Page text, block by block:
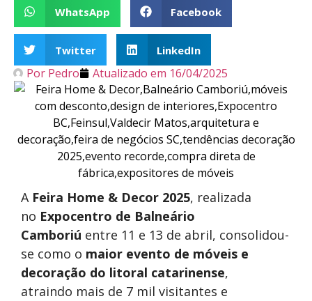
WhatsApp Facebook
Twitter LinkedIn
Por Pedro Atualizado em 16/04/2025
A Feira Home & Decor 2025, realizada
no Expocentro de Balneário
Camboriú entre 11 e 13 de abril, consolidou-
se como o maior evento de móveis e
decoração do litoral catarinense,
atraindo mais de 7 mil visitantes e